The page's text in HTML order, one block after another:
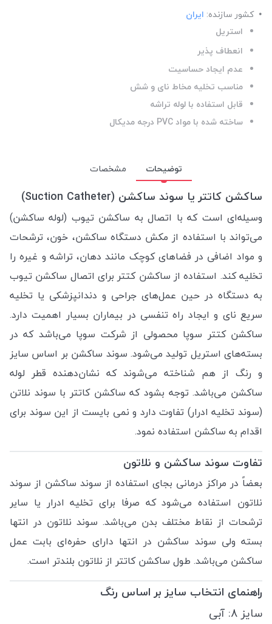
کشور سازنده: ایران
استریل
انعطاف پذیر
عدم ایجاد حساسیت
مناسب تخلیه مخاط نای و شش
قابل استفاده با لوله تراشه
ساخته شده با مواد PVC درجه مدیکال
توضیحات مشخصات
ساکشن کاتتر یا سوند ساکشن (Suction Catheter)
وسیله‌ای است که با اتصال به ساکشن تیوب (لوله ساکشن)
می‌تواند با استفاده از مکش دستگاه ساکشن، خون، ترشحات
و مواد اضافی در فضاهای کوچک مانند دهان، تراشه و غیره را
تخلیه کند. استفاده از ساکشن کتتر برای اتصال ساکشن تیوب
به دستگاه در حین عمل‌های جراحی و دندانپزشکی یا تخلیه
سریع نای و ایجاد راه تنفسی در بیماران بسیار اهمیت دارد.
ساکشن کتتر سوپا محصولی از شرکت سوپا می‌باشد که در
بسته‌های استریل تولید می‌شود. سوند ساکشن بر اساس سایز
و رنگ از هم شناخته می‌شوند که نشان‌دهنده قطر لوله
ساکشن می‌باشد. توجه بشود که ساکشن کاتتر با سوند نلاتن
(سوند تخلیه ادرار) تفاوت دارد و نمی بایست از این سوند برای
اقدام به ساکشن استفاده نمود.
تفاوت سوند ساکشن و نلاتون
بعضاً در مراکز درمانی بجای استفاده از سوند ساکشن از سوند
نلاتون استفاده می‌شود که صرفا برای تخلیه ادرار یا سایر
ترشحات از نقاط مختلف بدن می‌باشد. سوند نلاتون در انتها
بسته ولی سوند ساکشن در انتها دارای حفره‌ای بابت عمل
ساکشن می‌باشد. طول ساکشن کاتتر از نلاتون بلندتر است.
راهنمای انتخاب سایز بر اساس رنگ
سایز 8: آبی